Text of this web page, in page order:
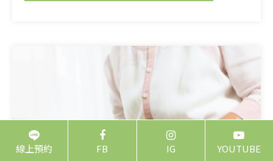
線上預約 FB IG YOUTUBE